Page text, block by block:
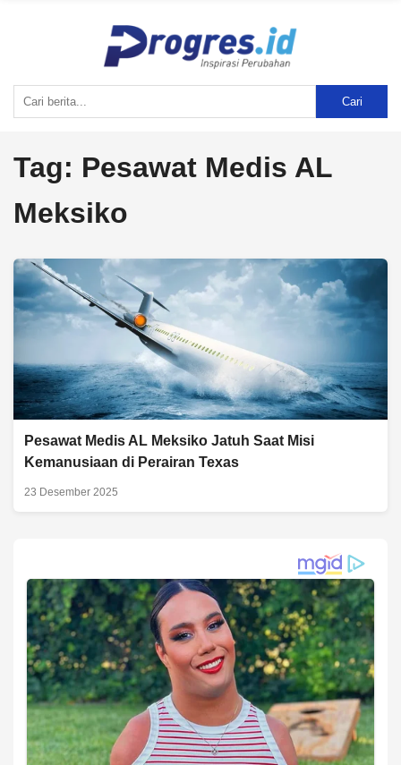
Cari
Tag: Pesawat Medis AL
Meksiko
Pesawat Medis AL Meksiko Jatuh Saat Misi
Kemanusiaan di Perairan Texas
23 Desember 2025